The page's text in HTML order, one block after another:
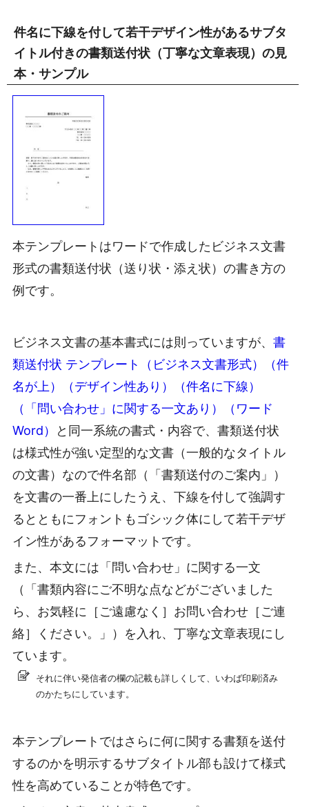
件名に下線を付して若干デザイン性があるサブタ
イトル付きの書類送付状（丁寧な文章表現）の見
本・サンプル
本テンプレートはワードで作成したビジネス文書
形式の書類送付状（送り状・添え状）の書き方の
例です。
ビジネス文書の基本書式には則っていますが、 書
類送付状 テンプレート（ビジネス文書形式）（件
名が上）（デザイン性あり）（件名に下線）
（「問い合わせ」に関する一文あり）（ワード
Word）
と同一系統の書式・内容で、書類送付状
は様式性が強い定型的な文書（一般的なタイトル
の文書）なので件名部（「書類送付のご案内」）
を文書の一番上にしたうえ、下線を付して強調す
るとともにフォントもゴシック体にして若干デザ
イン性があるフォーマットです。
また、本文には「問い合わせ」に関する一文
（「書類内容にご不明な点などがございました
ら、お気軽に［ご遠慮なく］お問い合わせ［ご連
絡］ください。」）を入れ、丁寧な文章表現にし
ています。
それに伴い発信者の欄の記載も詳しくして、いわば印刷済み
のかたちにしています。
本テンプレートではさらに何に関する書類を送付
するのかを明示するサブタイトル部も設けて様式
性を高めていることが特色です。